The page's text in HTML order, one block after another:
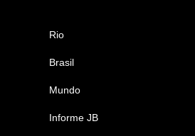
Rio
Brasil
Mundo
Informe JB